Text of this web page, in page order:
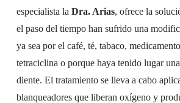
especialista la Dra. Arias, ofrece la
el paso del tiempo han sufrido una
ya sea por el café, té, tabaco,
tetraciclina o porque haya tenido lugar
diente. El tratamiento se lleva a cabo
blanqueadores que liberan oxígeno y